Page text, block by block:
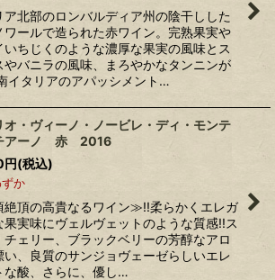
ア北部のロンバルディア州の陰干しした
ワールで造られた赤ワイン。完熟果実や
いちじくのような濃厚な果実の風味とス
やバニラの風味、まろやかなタンニンが
イタリアのアパッシメント…
オ・ヴィーノ・ノービレ・ディ・モンテ
アーノ 赤 2016
円(税込)
か
絶頂の高貴なるワイン≫!!柔らかくエレガ
果実味にヴェルヴェットのような質感!!ス
チェリー、ブラックベリーの芳醇なアロ
い、良質のサンジョヴェーゼらしいエレ
な酸、さらに、優し…